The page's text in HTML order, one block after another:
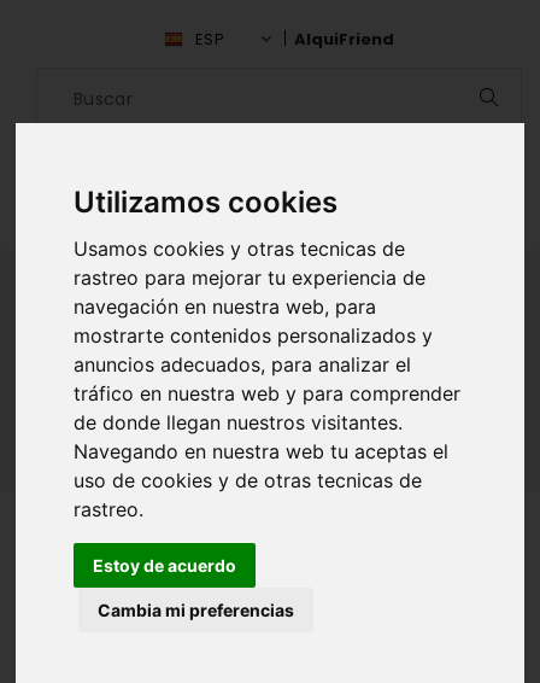
Utilizamos cookies
Usamos cookies y otras tecnicas de
rastreo para mejorar tu experiencia de
navegación en nuestra web, para
mostrarte contenidos personalizados y
anuncios adecuados, para analizar el
tráfico en nuestra web y para comprender
de donde llegan nuestros visitantes.
Navegando en nuestra web tu aceptas el
uso de cookies y de otras tecnicas de
rastreo.
Estoy de acuerdo
Cambia mi preferencias
ESP AlquiFriend
ALQUILAR AMIGO
Inicio Amigos Morelos Marisol Orozco